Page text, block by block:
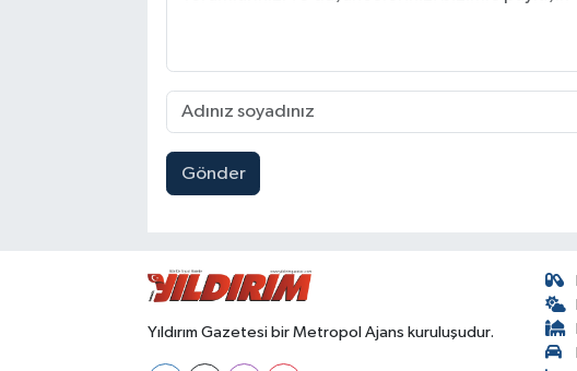
Gönder
Yıldırım Gazetesi bir Metropol Ajans kuruluşudur.